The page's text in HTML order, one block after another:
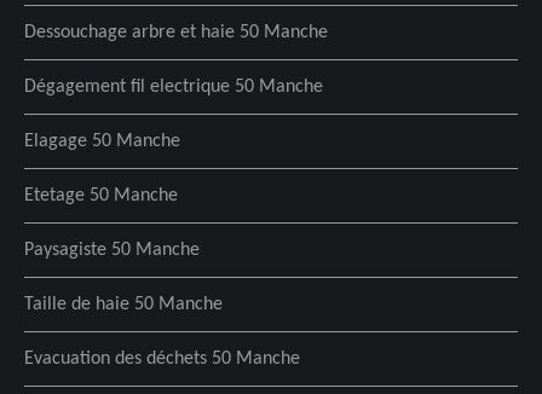
Dessouchage arbre et haie 50 Manche
Dégagement fil electrique 50 Manche
Elagage 50 Manche
Etetage 50 Manche
Paysagiste 50 Manche
Taille de haie 50 Manche
Evacuation des déchets 50 Manche